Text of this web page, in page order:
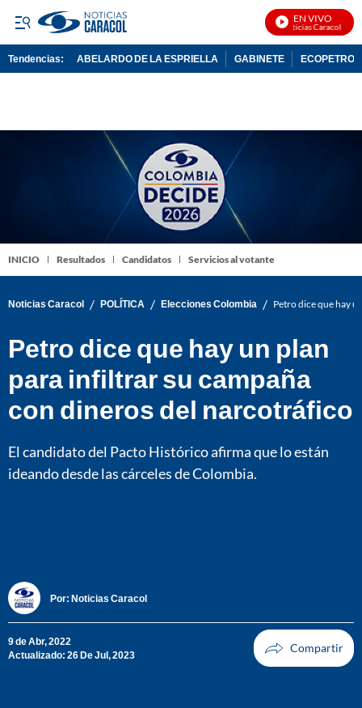
EN VIVO
Noticias Caracol En
Tendencias: ABELARDO DE LA ESPRIELLA GABINETE ECOPETROL
INICIO Resultados Candidatos Servicios al votante
Noticias Caracol / POLÍTICA / Elecciones Colombia / Petro dice que hay
Petro dice que hay un plan
para infiltrar su campaña
con dineros del narcotráfico
El candidato del Pacto Histórico afirma que lo están
ideando desde las cárceles de Colombia.
Por: Noticias Caracol
9 de Abr, 2022
Actualizado: 26 De Jul, 2023